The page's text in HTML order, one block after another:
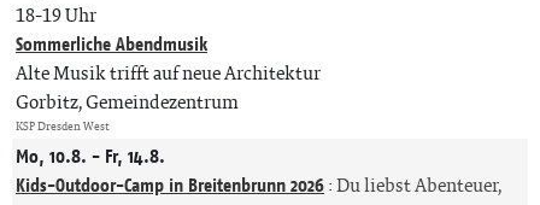
18-19 Uhr
Sommerliche Abendmusik
Alte Musik trifft auf neue Architektur
Gorbitz, Gemeindezentrum
KSP Dresden West
Mo, 10.8. - Fr, 14.8.
Kids-Outdoor-Camp in Breitenbrunn 2026:Du liebst Abenteuer,